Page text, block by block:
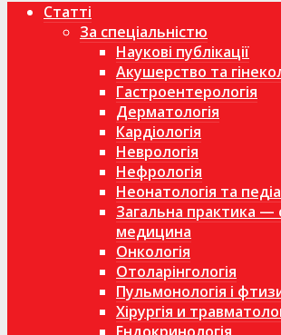
Статті
За спеціальністю
Наукові публікації
Акушерство та
Гастроентерологія
Дерматологія
Кардіологія
Неврологія
Нефрологія
Неонатологія та
Загальна практика —
медицина
Онкологія
Отоларінгологія
Пульмонологія і
Хірургія и
Ендокринологія